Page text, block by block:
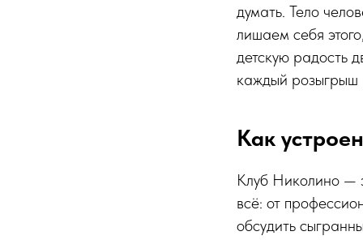
думать. Тело
лишаем себя
детскую радость
каждый розыгрыш
Как
Клуб Николино —
всё: от
обсудить